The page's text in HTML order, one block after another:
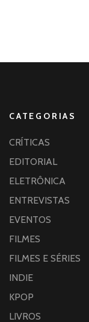
CATEGORIAS
CRÍTICAS
EDITORIAL
ELETRÔNICA
ENTREVISTAS
EVENTOS
FILMES
FILMES E SÉRIES
INDIE
KPOP
LIVROS